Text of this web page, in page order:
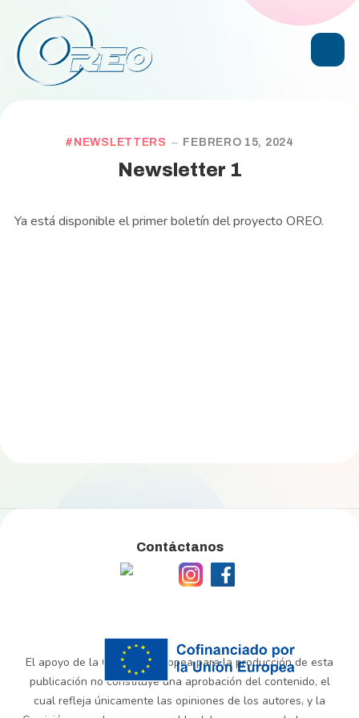
NEWSLETTERS FEBRERO 15, 2024
Newsletter 1
Ya está disponible el primer boletín del proyecto OREO.
Contáctanos
El apoyo de la Comisión Europea para la producción de esta
publicación no constituye una aprobación del contenido, el
cual refleja únicamente las opiniones de los autores, y la